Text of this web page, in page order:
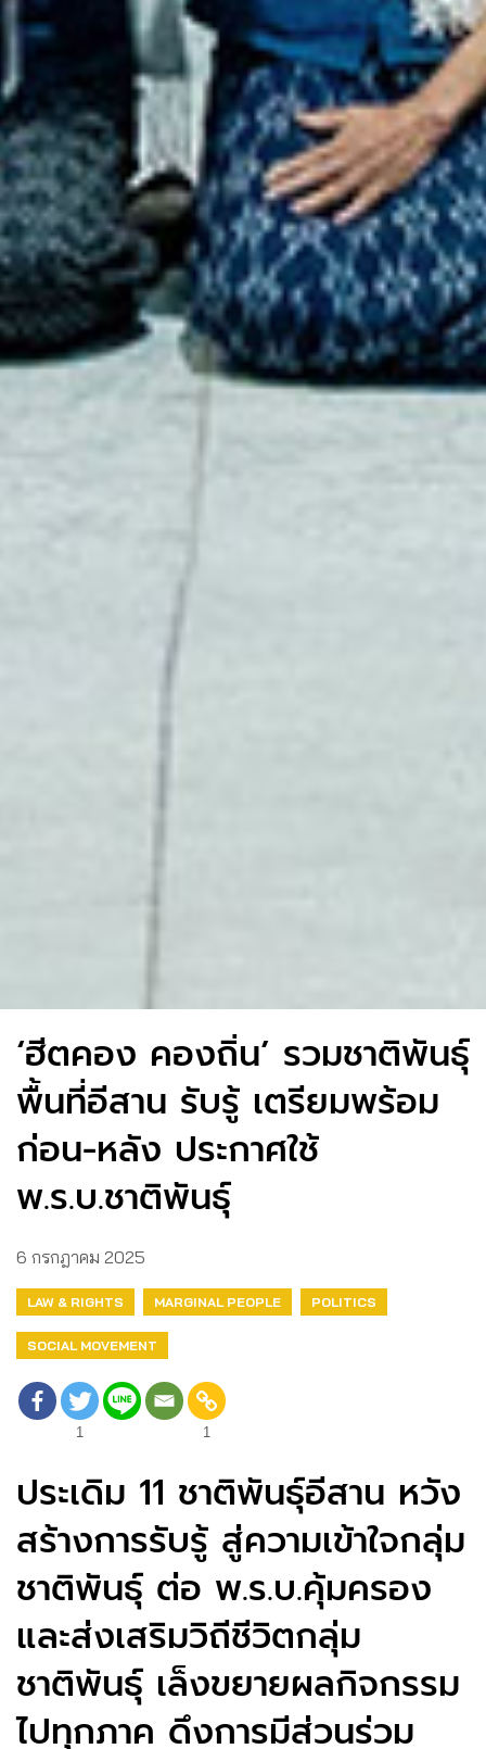
‘ฮีตคอง คองถิ่น’ รวมชาติพันธุ์
พื้นที่อีสาน รับรู้ เตรียมพร้อม
ก่อน-หลัง ประกาศใช้
พ.ร.บ.ชาติพันธุ์
6 กรกฎาคม 2025
LAW & RIGHTS MARGINAL PEOPLE POLITICS
SOCIAL MOVEMENT
1 1
ประเดิม 11 ชาติพันธุ์อีสาน หวัง
สร้างการรับรู้ สู่ความเข้าใจกลุ่ม
ชาติพันธุ์ ต่อ พ.ร.บ.คุ้มครอง
และส่งเสริมวิถีชีวิตกลุ่ม
ชาติพันธุ์ เล็งขยายผลกิจกรรม
ไปทุกภาค ดึงการมีส่วนร่วม